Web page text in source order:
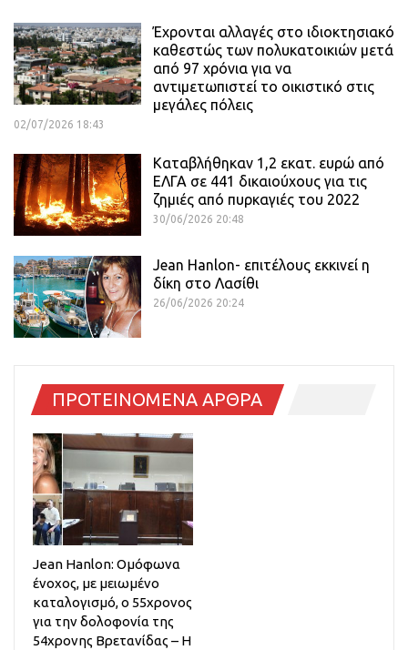
Έχρονται αλλαγές στο ιδιοκτησιακό
καθεστώς των πολυκατοικιών μετά
από 97 χρόνια για να
αντιμετωπιστεί το οικιστικό στις
μεγάλες πόλεις
02/07/2026 18:43
Καταβλήθηκαν 1,2 εκατ. ευρώ από
ΕΛΓΑ σε 441 δικαιούχους για τις
ζημιές από πυρκαγιές του 2022
30/06/2026 20:48
Jean Hanlon- επιτέλους εκκινεί η
δίκη στο Λασίθι
26/06/2026 20:24
ΠΡΟΤΕΙΝΟΜΕΝΑ ΑΡΘΡΑ
Jean Hanlon: Ομόφωνα
ένοχος, με μειωμένο
καταλογισμό, ο 55χρονος
για την δολοφονία της
54χρονης Βρετανίδας – Η